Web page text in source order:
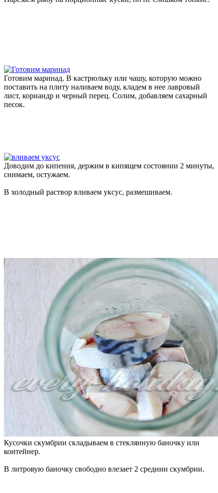
Готовим маринад. В кастрюльку или чашу, которую можно
поставить на плиту наливаем воду, кладем в нее лавровый
лист, кориандр и черный перец. Солим, добавляем сахарный
песок.
Доводим до кипения, держим в кипящем состоянии 2 минуты,
снимаем, остужаем.
В холодный раствор вливаем уксус, размешиваем.
Кусочки скумбрии складываем в стеклянную баночку или
контейнер.
В литровую баночку свободно влезает 2 среднии скумбрии.